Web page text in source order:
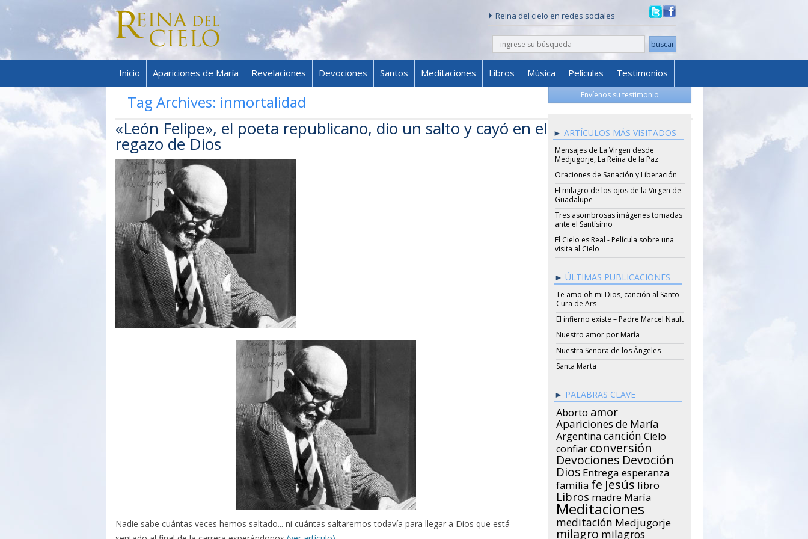
Reina del cielo en redes sociales
buscar
Skip to content
Inicio Apariciones de María Revelaciones Devociones Santos Meditaciones Libros Música Películas Testimonios
Tag Archives: inmortalidad
«León Felipe», el poeta republicano, dio un salto y cayó en el
regazo de Dios
Nadie sabe cuántas veces hemos saltado... ni cuántas saltaremos todavía para llegar a Dios que está
Envíenos su testimonio
ARTÍCULOS MÁS VISITADOS
Mensajes de La Virgen desde
Medjugorje, La Reina de la Paz
Oraciones de Sanación y Liberación
El milagro de los ojos de la Virgen de
Guadalupe
Tres asombrosas imágenes tomadas
ante el Santísimo
El Cielo es Real - Película sobre una
visita al Cielo
ÚLTIMAS PUBLICACIONES
Te amo oh mi Dios, canción al Santo
Cura de Ars
El infierno existe – Padre Marcel Nault
Nuestro amor por María
Nuestra Señora de los Ángeles
Santa Marta
PALABRAS CLAVE
Aborto amor
Apariciones de María
Argentina canción Cielo
confiar conversión
Devociones Devoción
Dios Entrega esperanza
familia fe Jesús libro
Libros madre María
Meditaciones
meditación Medjugorje
milagro milagros